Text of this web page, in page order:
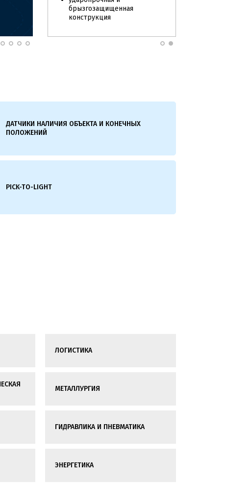
брызгозащищенная
конструкция
8 вариантов индикации
(частота мигания, скважность)
ДАТЧИКИ НАЛИЧИЯ ОБЪЕКТА И КОНЕЧНЫХ
ПОЛОЖЕНИЙ
PICK-TO-LIGHT
ЛОГИСТИКА
МЕТАЛЛУРГИЯ
ГИДРАВЛИКА И ПНЕВМАТИКА
ЭНЕРГЕТИКА